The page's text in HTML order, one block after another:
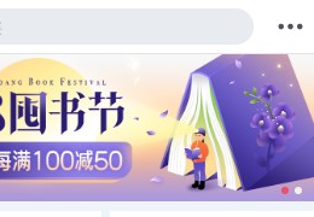
值得买 我的当当